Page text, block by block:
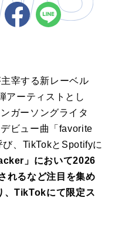
宰する新レーベル
アーティストとし
ガーソングライタ
ビュー曲「favorite
、TikTokとSpotifyに
」において2026
れるなど注目を集め
、TikTokにて限定ス